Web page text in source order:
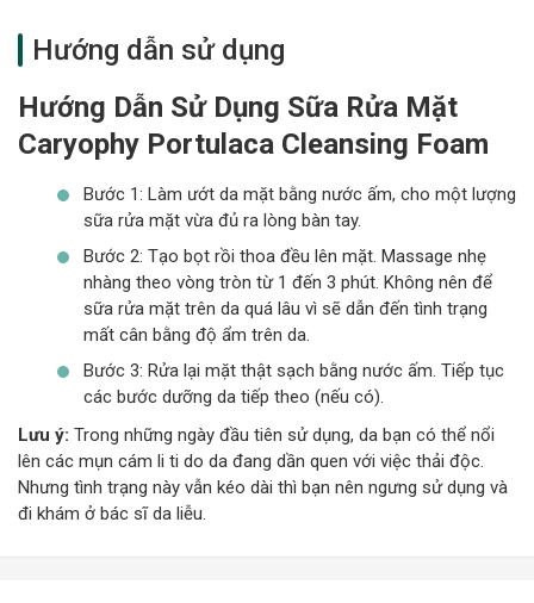
Hướng dẫn sử dụng
Hướng Dẫn Sử Dụng Sữa Rửa Mặt
Caryophy Portulaca Cleansing Foam
Bước 1: Làm ướt da mặt bằng nước ấm, cho một lượng
sữa rửa mặt vừa đủ ra lòng bàn tay.
Bước 2: Tạo bọt rồi thoa đều lên mặt. Massage nhẹ
nhàng theo vòng tròn từ 1 đến 3 phút. Không nên để
sữa rửa mặt trên da quá lâu vì sẽ dẫn đến tình trạng
mất cân bằng độ ẩm trên da.
Bước 3: Rửa lại mặt thật sạch bằng nước ấm. Tiếp tục
các bước dưỡng da tiếp theo (nếu có).
Lưu ý: Trong những ngày đầu tiên sử dụng, da bạn có thể nổi
lên các mụn cám li ti do da đang dần quen với việc thải độc.
Nhưng tình trạng này vẫn kéo dài thì bạn nên ngưng sử dụng và
đi khám ở bác sĩ da liễu.